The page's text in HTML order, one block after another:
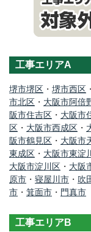
工事エリアA
堺市堺区 ・ 堺市西区 ・
市北区 ・ 大阪市阿倍
阪市住吉区 ・ 大阪市
区 ・ 大阪市西成区 ・
阪市鶴見区 ・ 大阪市
東成区 ・ 大阪市東淀
大阪市淀川区 ・ 大阪
原市 ・ 寝屋川市 ・ 吹
市 ・ 箕面市 ・ 門真市
工事エリアB